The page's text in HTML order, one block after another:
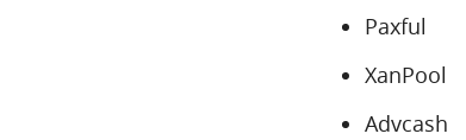
Paxful
XanPool
Advcash